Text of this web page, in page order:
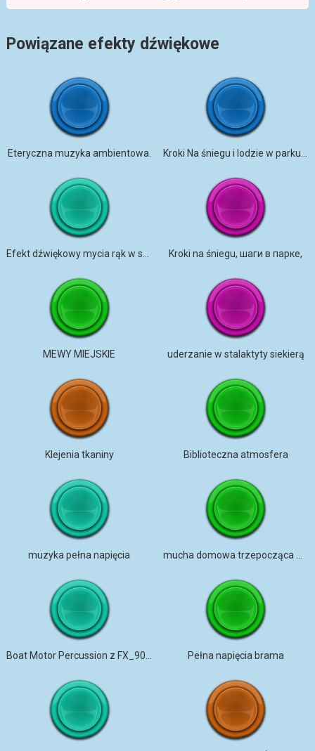
Powiązane efekty dźwiękowe
Eteryczna muzyka ambientowa.
Kroki na śniegu, шаги в парке,
MEWY MIEJSKIE uderzanie w stalaktyty siekierą
Klejenia tkaniny Biblioteczna atmosfera
muzyka pełna napięcia
Pełna napięcia brama